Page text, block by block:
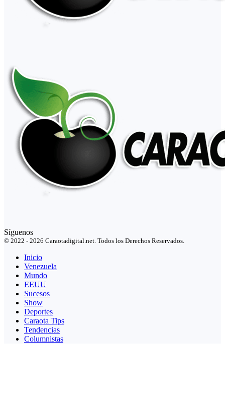
Síguenos
© 2022 - 2026 Caraotadigital.net. Todos los Derechos Reservados.
Inicio
Venezuela
Mundo
EEUU
Sucesos
Show
Deportes
Caraota Tips
Tendencias
Columnistas